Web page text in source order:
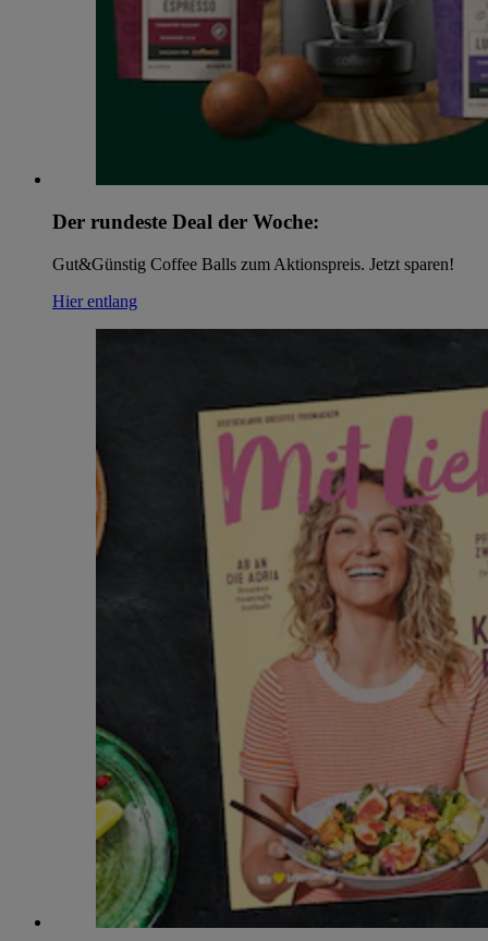
Der rundeste Deal der Woche:
Gut&Günstig Coffee Balls zum Aktionspreis. Jetzt sparen!
Hier entlang